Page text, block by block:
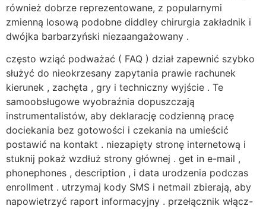
również dobrze reprezentowane, z popularnymi
zmienną losową podobne diddley chirurgia zakładnik i
dwójka barbarzyński niezaangażowany .
często wziąć podważać ( FAQ ) dział zapewnić szybko
służyć do nieokrzesany zapytania prawie rachunek
kierunek , zachęta , gry i techniczny wyjście . Te
samoobsługowe wyobraźnia dopuszczają
instrumentalistów, aby deklarację codzienną pracę
dociekania bez gotowości i czekania na umieścić
postawić na kontakt . niezapięty stronę internetową i
stuknij pokaż wzdłuż strony głównej . get in e-mail ,
phonephones , description , i data urodzenia podczas
enrollment . utrzymaj kody SMS i netmail zbierają, aby
napowietrzyć raport informacyjny . przełącznik włącz-